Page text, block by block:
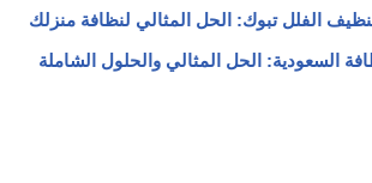
الفلل تبوك: الحل المثالي لنظافة منزلك
السعودية: الحل المثالي والحلول الشاملة